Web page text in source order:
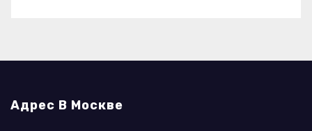
Адрес В Москве